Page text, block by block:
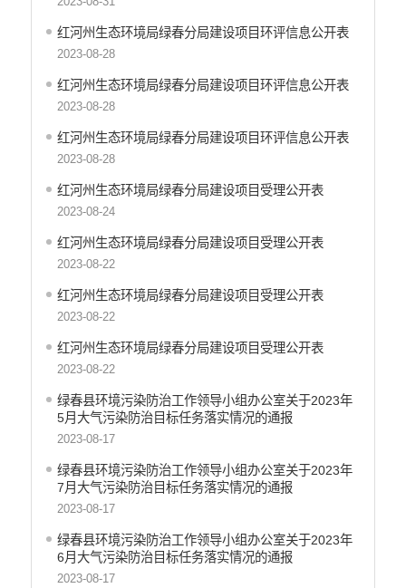
统计信息
红河州生态环境局绿春分局建设项目环评信息公开表
2023-08-28
红河州生态环境局绿春分局建设项目环评信息公开表
2023-08-28
红河州生态环境局绿春分局建设项目环评信息公开表
2023-08-28
红河州生态环境局绿春分局建设项目受理公开表
2023-08-24
红河州生态环境局绿春分局建设项目受理公开表
2023-08-22
红河州生态环境局绿春分局建设项目受理公开表
2023-08-22
红河州生态环境局绿春分局建设项目受理公开表
2023-08-22
绿春县环境污染防治工作领导小组办公室关于2023年
5月大气污染防治目标任务落实情况的通报
2023-08-17
绿春县环境污染防治工作领导小组办公室关于2023年
7月大气污染防治目标任务落实情况的通报
2023-08-17
绿春县环境污染防治工作领导小组办公室关于2023年
6月大气污染防治目标任务落实情况的通报
2023-08-17